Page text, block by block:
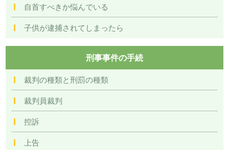
自首すべきか悩んでいる
子供が逮捕されてしまったら
刑事事件の手続
裁判の種類と刑罰の種類
裁判員裁判
控訴
上告